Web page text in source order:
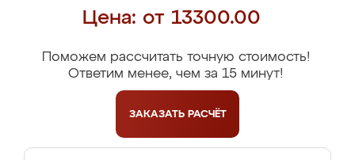
Цена: от 13300.00
Поможем рассчитать точную стоимость!
Ответим менее, чем за 15 минут!
ЗАКАЗАТЬ РАСЧЁТ